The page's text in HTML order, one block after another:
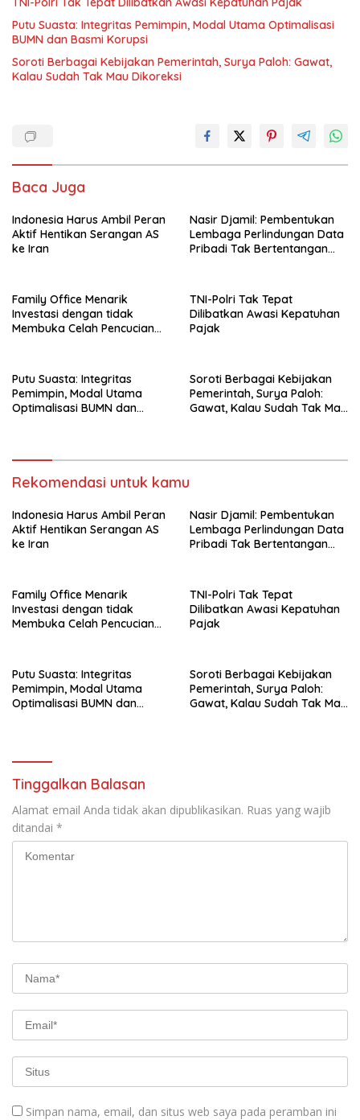
Putu Suasta: Integritas Pemimpin, Modal Utama Optimalisasi
BUMN dan Basmi Korupsi
Soroti Berbagai Kebijakan Pemerintah, Surya Paloh: Gawat,
Kalau Sudah Tak Mau Dikoreksi
Baca Juga
Indonesia Harus Ambil Peran
Aktif Hentikan Serangan AS
ke Iran
Nasir Djamil: Pembentukan
Lembaga Perlindungan Data
Pribadi Tak Bertentangan
Family Office Menarik
Investasi dengan tidak
Membuka Celah Pencucian
TNI-Polri Tak Tepat
Dilibatkan Awasi Kepatuhan
Pajak
Putu Suasta: Integritas
Pemimpin, Modal Utama
Optimalisasi BUMN dan
Soroti Berbagai Kebijakan
Pemerintah, Surya Paloh:
Gawat, Kalau Sudah Tak Mau
Rekomendasi untuk kamu
Indonesia Harus Ambil Peran
Aktif Hentikan Serangan AS
ke Iran
Nasir Djamil: Pembentukan
Lembaga Perlindungan Data
Pribadi Tak Bertentangan
Family Office Menarik
Investasi dengan tidak
Membuka Celah Pencucian
TNI-Polri Tak Tepat
Dilibatkan Awasi Kepatuhan
Pajak
Putu Suasta: Integritas
Pemimpin, Modal Utama
Optimalisasi BUMN dan
Soroti Berbagai Kebijakan
Pemerintah, Surya Paloh:
Gawat, Kalau Sudah Tak Mau
Tinggalkan Balasan
Alamat email Anda tidak akan dipublikasikan. Ruas yang wajib
ditandai *
Simpan nama, email, dan situs web saya pada peramban ini